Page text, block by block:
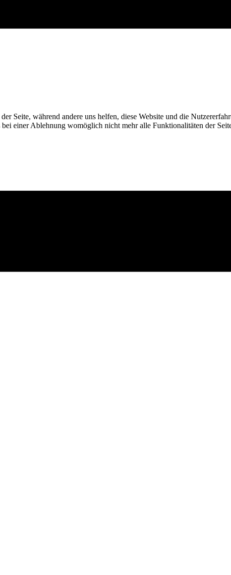
Seite, während andere uns helfen, diese Website und die
einer Ablehnung womöglich nicht mehr alle Funktionalitäten der